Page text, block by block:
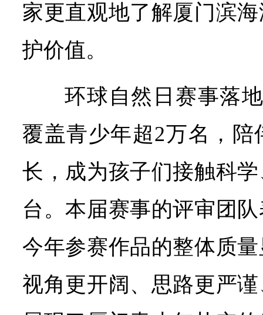
家更直观地了解厦门滨
护价值。
环球自然日赛事落
覆盖青少年超2万名，
长，成为孩子们接触科
台。本届赛事的评审团
今年参赛作品的整体质
视角更开阔、思路更严